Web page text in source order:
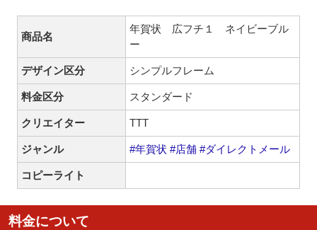
商品名
年賀状 広フチ１ ネイビーブル
ー
デザイン区分 シンプルフレーム
料金区分 スタンダード
クリエイター TTT
ジャンル #年賀状 #店舗 #ダイレクトメール
コピーライト
料金について